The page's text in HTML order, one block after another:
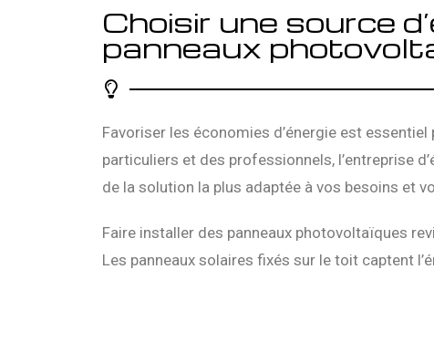
Choisir une source
panneaux
Favoriser les économies d’énergie est
particuliers et des professionnels, l’entreprise
de la solution la plus adaptée à vos besoins et
Faire installer des panneaux photovoltaïques
Les panneaux solaires fixés sur le toit captent